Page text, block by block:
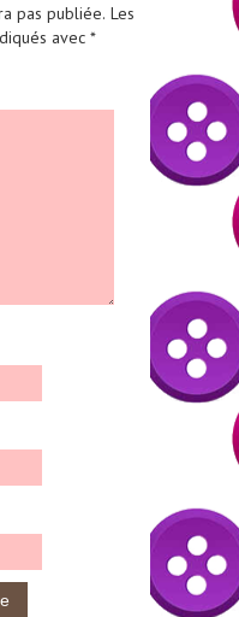
pas publiée. Les
avec *